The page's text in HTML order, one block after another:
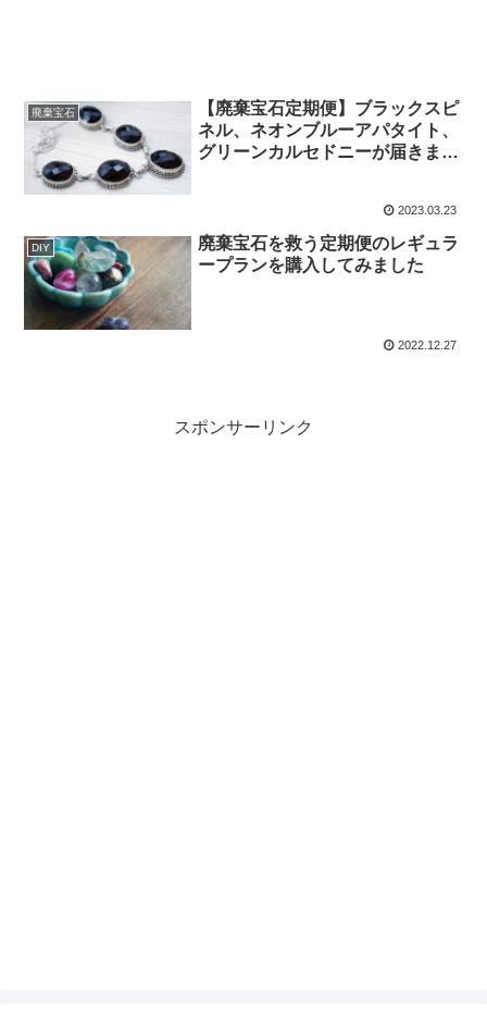
廃棄宝石
【廃棄宝石定期便】ブラックスピ
ネル、ネオンブルーアパタイト、
グリーンカルセドニーが届きまし
2023.03.23
DIY
廃棄宝石を救う定期便のレギュラ
ープランを購入してみました
2022.12.27
スポンサーリンク